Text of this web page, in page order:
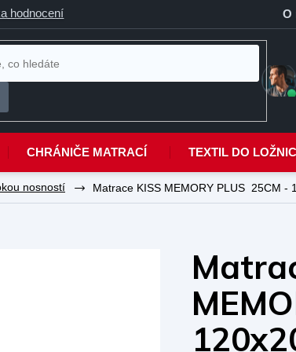
hodnocení O
CHRÁNIČE MATRACÍ TEXTIL DO
nosností Matrace KISS MEMORY PLUS 25CM -